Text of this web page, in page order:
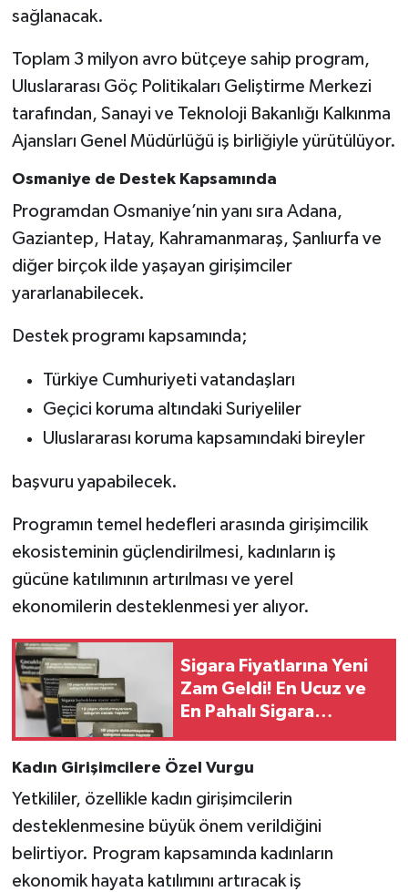
sağlanacak.
Toplam 3 milyon avro bütçeye sahip program,
Uluslararası Göç Politikaları Geliştirme Merkezi
tarafından, Sanayi ve Teknoloji Bakanlığı Kalkınma
Ajansları Genel Müdürlüğü iş birliğiyle yürütülüyor.
Osmaniye de Destek Kapsamında
Programdan Osmaniye’nin yanı sıra Adana,
Gaziantep, Hatay, Kahramanmaraş, Şanlıurfa ve
diğer birçok ilde yaşayan girişimciler
yararlanabilecek.
Destek programı kapsamında;
Türkiye Cumhuriyeti vatandaşları
Geçici koruma altındaki Suriyeliler
Uluslararası koruma kapsamındaki bireyler
başvuru yapabilecek.
Programın temel hedefleri arasında girişimcilik
ekosisteminin güçlendirilmesi, kadınların iş
gücüne katılımının artırılması ve yerel
ekonomilerin desteklenmesi yer alıyor.
Sigara Fiyatlarına Yeni
Zam Geldi! En Ucuz ve
En Pahalı Sigara
Kadın Girişimcilere Özel Vurgu
Yetkililer, özellikle kadın girişimcilerin
desteklenmesine büyük önem verildiğini
belirtiyor. Program kapsamında kadınların
ekonomik hayata katılımını artıracak iş